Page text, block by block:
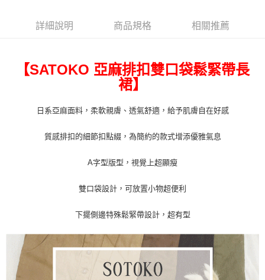
付款後全家取貨
7-11取貨付款
每筆NT$80，滿NT$699(含以上)免運費
每筆NT$80，滿NT$699(含以上)免運費
新竹物流/郵局
詳細說明 商品規格 相關推薦
【SATOKO 亞麻排扣雙口袋鬆緊帶長
裙】
日系亞麻面料，柔軟親膚、透氣舒適，給予肌膚自在好感
質感排扣的細節扣點綴，為簡約的款式增添優雅氣息
A字型版型，視覺上超顯瘦
雙口袋設計，可放置小物超便利
下擺側邊特殊鬆緊帶設計，超有型